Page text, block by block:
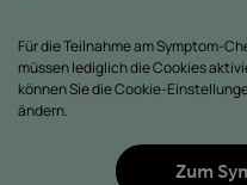
Für die Teilnahme am Symptom-
müssen lediglich die Cookies
können Sie die Cookie-
ändern.
Zum